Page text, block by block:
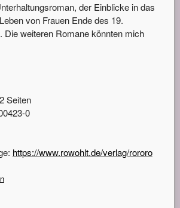
der Einblicke in das
von Frauen Ende des 19.
Die weiteren Romane könnten mich
Seiten
0
https://www.rowohlt.de/verlag/rororo